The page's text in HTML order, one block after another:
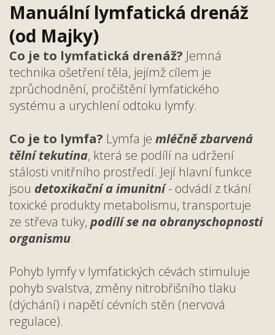
Manuální lymfatická drenáž
(od Majky)
Co je to lymfatická drenáž? Jemná
technika ošetření těla, jejímž cílem je
zprůchodnění, pročištění lymfatického
systému a urychlení odtoku lymfy.
Co je to lymfa? Lymfa je mléčně zbarvená
tělní tekutina, která se podílí na udržení
stálosti vnitřního prostředí. Její hlavní funkce
jsou detoxikační a imunitní- odvádí z tkání
toxické produkty metabolismu, transportuje
ze střeva tuky, podílí se na obranyschopnosti
organismu.
Pohyb lymfy v lymfatických cévách stimuluje
pohyb svalstva, změny nitrobřišního tlaku
(dýchání) i napětí cévních stěn (nervová
regulace).